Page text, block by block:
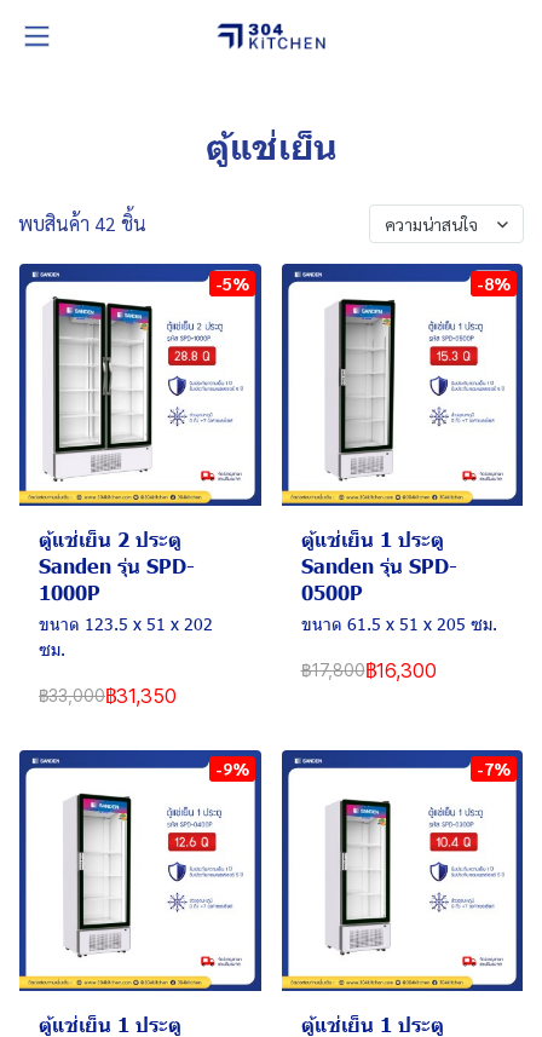
ตู้แช่เย็น
พบสินค้า 42 ชิ้น ความน่าสนใจ
-5%
ตู้แช่เย็น 2 ประตู
Sanden รุ่น SPD-
1000P
ขนาด 123.5 x 51 x 202
ซม.
฿33,000฿31,350
-8%
ตู้แช่เย็น 1 ประตู
Sanden รุ่น SPD-
0500P
ขนาด 61.5 x 51 x 205 ซม.
฿17,800฿16,300
-9%
ตู้แช่เย็น 1 ประตู
-7%
ตู้แช่เย็น 1 ประตู